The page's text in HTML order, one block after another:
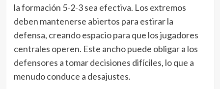
la formación 5-2-3 sea efectiva. Los extremos
deben mantenerse abiertos para estirar la
defensa, creando espacio para que los jugadores
centrales operen. Este ancho puede obligar a los
defensores a tomar decisiones difíciles, lo que a
menudo conduce a desajustes.